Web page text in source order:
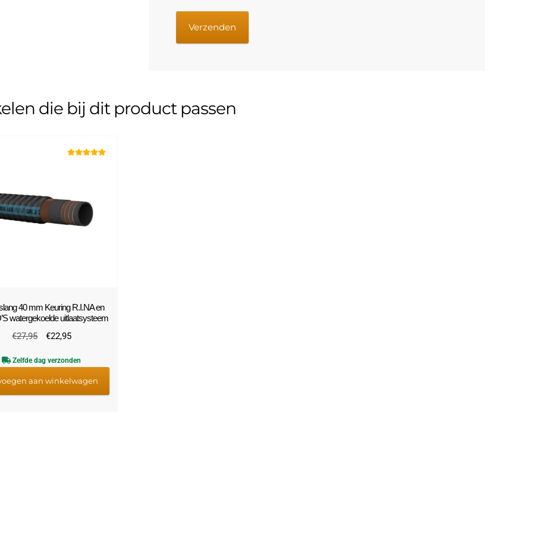
die bij dit product passen
40 mm Keuring R.I.NA en
watergekoelde uitlaatsysteem
€27,95
Oorspronkelijke
was:
€27,95.
€22,95Huidige
is:
€22,95.
Zelfde dag verzonden
aan winkelwagen